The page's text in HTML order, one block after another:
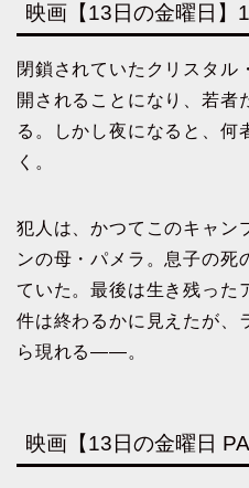
映画【13日の金曜日】
閉鎖されていたクリスタル
開されることになり、若者
る。しかし夜になると、何
く。
犯人は、かつてこのキャン
ンの母・パメラ。息子の死
ていた。最後は生き残った
件は終わるかに見えたが、
ら現れる――。
映画【13日の金曜日